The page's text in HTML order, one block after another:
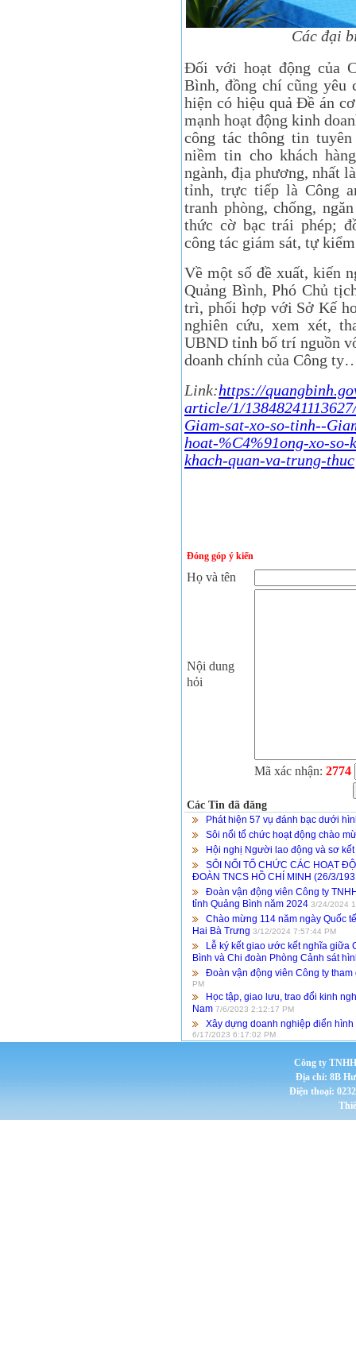
Các đại
Đối với hoạt động của
Bình, đồng chí cũng
hiện có hiệu quả Đề án
mạnh hoạt động kinh
công tác thông tin
niềm tin cho khách
ngành, địa phương, nhất
tỉnh, trực tiếp là Công
tranh phòng, chống,
thức cờ bạc trái phép;
công tác giám sát, tự
Về một số đề xuất, kiến
Quảng Bình, Phó Chủ
trì, phối hợp với Sở Kế
nghiên cứu, xem xét,
UBND tỉnh bố trí nguồn
doanh chính của Công
Link:https://
article/1/
Giam-sat-xo-so-tinh--
hoat-%C4%91ong-xo-
khach-quan-va-trung-thuc
Đóng góp ý kiến
Họ và tên
Nội dung
hỏi
Mã xác nhận: 2774
Các Tin đã đăng
Phát hiện 57 vụ đánh bạc dưới
Sôi nổi tổ chức hoạt động chào
Hội nghị Người lao động và sơ
SÔI NỔI TỔ CHỨC CÁC HOẠT
ĐOÀN TNCS HỒ CHÍ MINH (26/3/
Đoàn vận động viên Công ty
tỉnh Quảng Bình năm 2024 3/24/2024
Chào mừng 114 năm ngày Quốc
Hai Bà Trưng 3/12/2024 7:57:44 PM
Lễ ký kết giao ước kết nghĩa giữa
Bình và Chi đoàn Phòng Cảnh sát
Đoàn vận động viên Công ty
PM
Học tập, giao lưu, trao đổi kinh
Nam 7/6/2023 2:12:17 PM
Xây dựng doanh nghiệp điển
6/17/2023 6:17:02 PM
Công ty
Địa chỉ: 8B
Điện thoại: